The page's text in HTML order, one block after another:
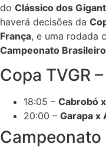
do Clássico dos
haverá decisões da
França, e uma rodada
Campeonato Brasileiro
Copa TVGR
18:05 – Cabrobó
20:00 – Garapa x
Campeonato